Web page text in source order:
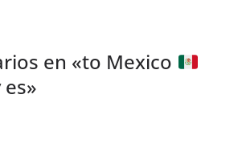
en «to Mexico
»